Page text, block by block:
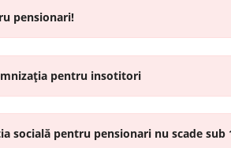
pensionari!
pentru insotitori
socială pentru pensionari nu scade sub